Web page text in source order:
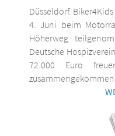
Düsseldorf.
4. Juni beim
Höherweg
Deutsche
72.000 Euro
zusammengekommen